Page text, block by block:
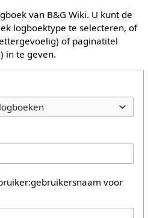
van B&G Wiki. U kunt de
logboektype te selecteren, of
of paginatitel
in te geven.
voor